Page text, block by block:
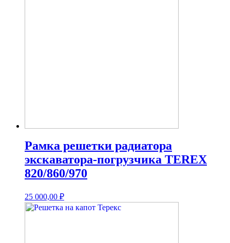
Рамка решетки радиатора
экскаватора-погрузчика TEREX
820/860/970
25 000,00 ₽